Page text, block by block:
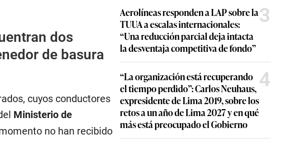
dos
de basura
cuyos conductores
Ministerio de
no han recibido
Aerolíneas responden a LAP sobre la
TUUA a escalas internacionales:
“Una reducción parcial deja intacta
la desventaja competitiva de fondo”
3
“La organización está recuperando
el tiempo perdido”: Carlos Neuhaus,
expresidente de Lima 2019, sobre los
retos a un año de Lima 2027 y en qué
más está preocupado el Gobierno
4